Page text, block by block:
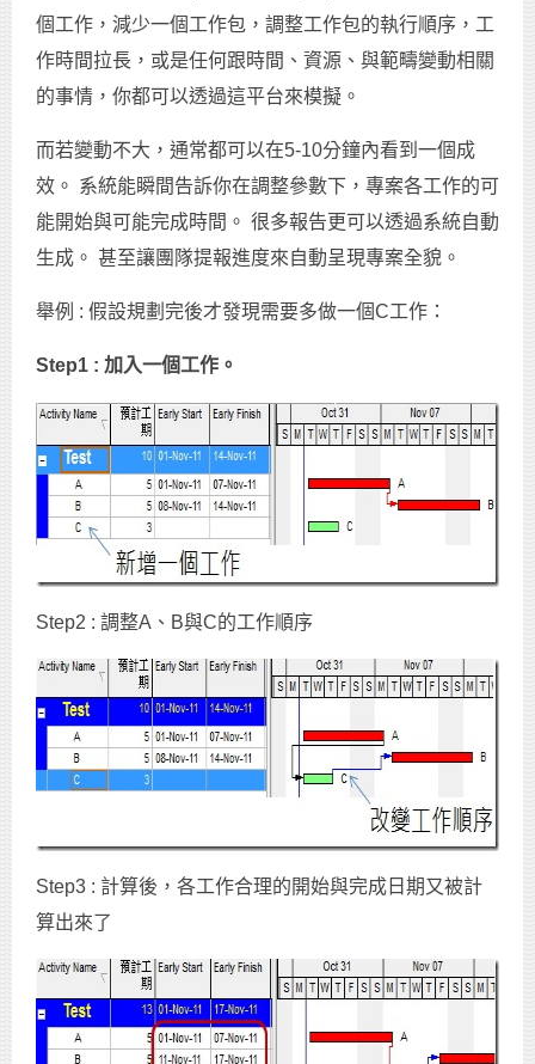
個工作，減少一個工作包，調整工作包的執行順序，工
作時間拉長，或是任何跟時間、資源、與範疇變動相關
的事情，你都可以透過這平台來模擬。
而若變動不大，通常都可以在5-10分鐘內看到一個成
效。 系統能瞬間告訴你在調整參數下，專案各工作的可
能開始與可能完成時間。 很多報告更可以透過系統自動
生成。 甚至讓團隊提報進度來自動呈現專案全貌。
舉例 : 假設規劃完後才發現需要多做一個C工作：
Step1 : 加入一個工作。
Step2 : 調整A、B與C的工作順序
Step3 : 計算後，各工作合理的開始與完成日期又被計
算出來了